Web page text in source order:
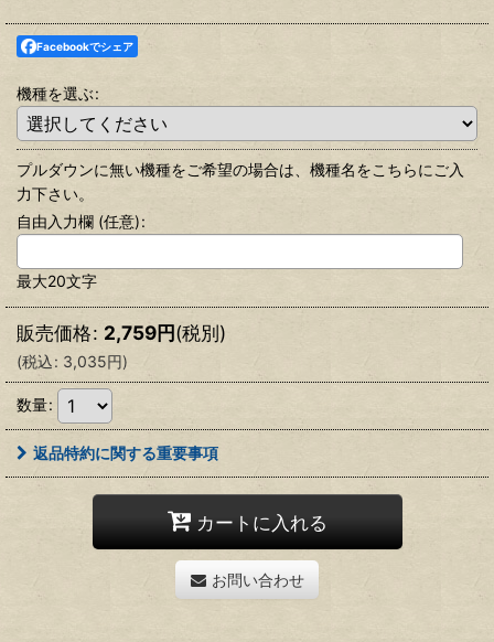
Facebookでシェア
機種を選ぶ:
プルダウンに無い機種をご希望の場合は、機種名をこちらにご入
力下さい。
自由入力欄 (任意):
最大20文字
販売価格: 2,759円(税別)
(税込: 3,035円)
数量:
返品特約に関する重要事項
カートに入れる
お問い合わせ